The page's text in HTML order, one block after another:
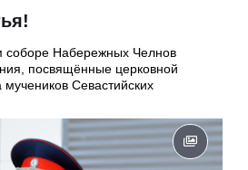
cоборе Набережных Челнов
посвящённые церковной
Севастийских